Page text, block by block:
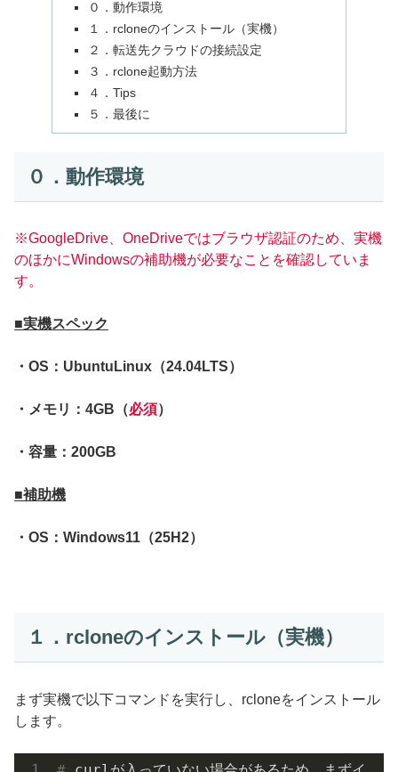
０．動作環境
１．rcloneのインストール（実機）
２．転送先クラウドの接続設定
３．rclone起動方法
４．Tips
５．最後に
０．動作環境
※GoogleDrive、OneDriveではブラウザ認証のため、実機
のほかにWindowsの補助機が必要なことを確認していま
す。
■実機スペック
・OS：UbuntuLinux（24.04LTS）
・メモリ：4GB（必須）
・容量：200GB
■補助機
・OS：Windows11（25H2）
１．rcloneのインストール（実機）
まず実機で以下コマンドを実行し、rcloneをインストール
します。